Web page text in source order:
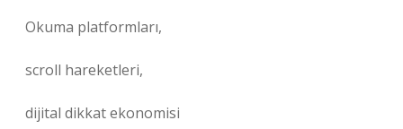
Okuma platformları,
scroll hareketleri,
dijital dikkat ekonomisi